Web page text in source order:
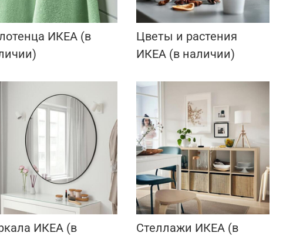
ИКЕА (в
Цветы и растения
ИКЕА (в наличии)
ИКЕА (в
Стеллажи ИКЕА (в